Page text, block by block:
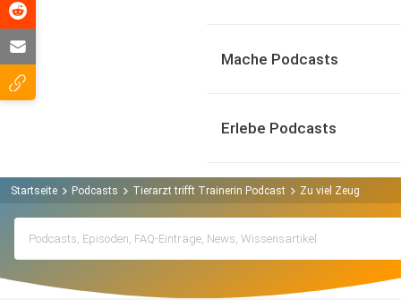
Mache Podcasts
Erlebe Podcasts
Startseite Podcasts Tierarzt trifft Trainerin Podcast Zu viel Zeug am